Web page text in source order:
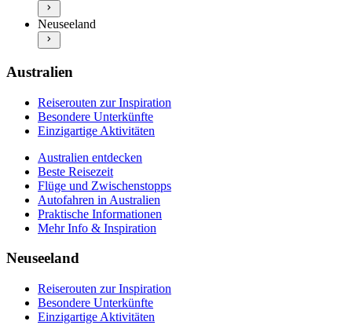
Praktische Informationen
Mehr Info & Inspiration
Neuseeland entdecken
Beste Reisezeit
Flüge und Zwischenstopps
Praktische Informationen
Neuseeland
Australien
Reiserouten zur Inspiration
Besondere Unterkünfte
Einzigartige Aktivitäten
Australien entdecken
Beste Reisezeit
Flüge und Zwischenstopps
Autofahren in Australien
Praktische Informationen
Mehr Info & Inspiration
Neuseeland
Reiserouten zur Inspiration
Besondere Unterkünfte
Einzigartige Aktivitäten